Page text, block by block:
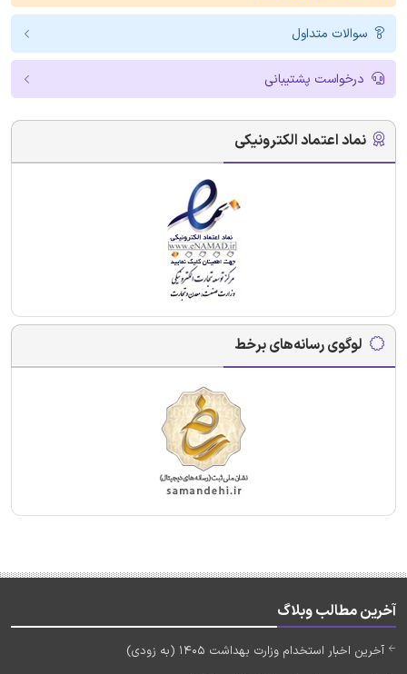
سوالات متداول
درخواست پشتیبانی
نماد اعتماد الکترونیکی
لوگوی رسانه‌های برخط
آخرین مطالب وبلاگ
آخرین اخبار استخدام وزارت بهداشت 1405 (به زودی)